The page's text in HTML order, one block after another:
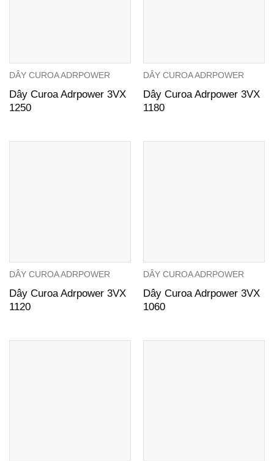
DÂY CUROA ADRPOWER
Dây Curoa Adrpower 3VX
1250
DÂY CUROA ADRPOWER
Dây Curoa Adrpower 3VX
1180
DÂY CUROA ADRPOWER
Dây Curoa Adrpower 3VX
1120
DÂY CUROA ADRPOWER
Dây Curoa Adrpower 3VX
1060